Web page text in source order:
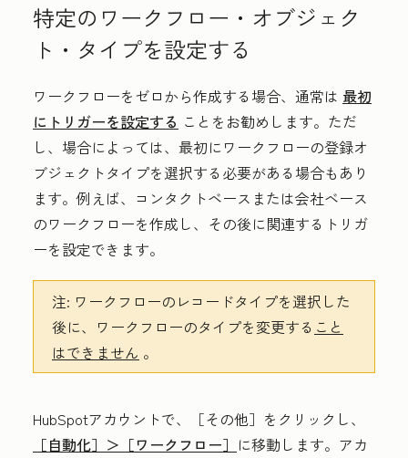
特定のワークフロー・オブジェク
ト・タイプを設定する
ワークフローをゼロから作成する場合、通常は 最初
にトリガーを設定する ことをお勧めします。ただ
し、場合によっては、最初にワークフローの登録オ
ブジェクトタイプを選択する必要がある場合もあり
ます。例えば、コンタクトベースまたは会社ベース
のワークフローを作成し、その後に関連するトリガ
ーを設定できます。
注: ワークフローのレコードタイプを選択した
後に、ワークフローのタイプを変更する こと
はできません 。
HubSpotアカウントで、
［その他］をクリックし、
［自動化］＞ ［ワークフロー］ に移動します。アカ